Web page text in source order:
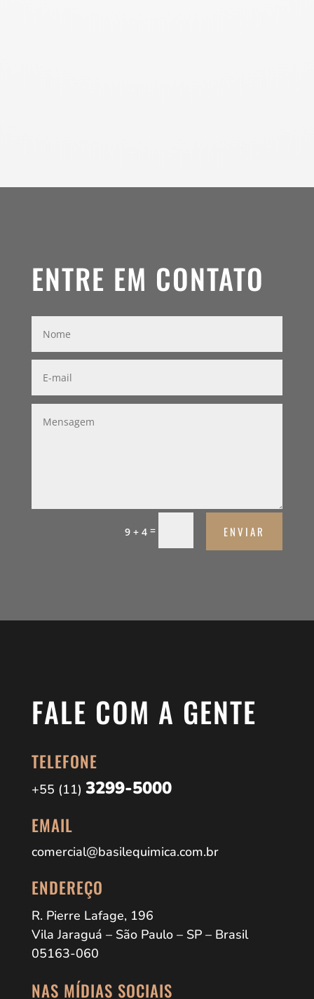
ENTRE EM CONTATO
9 + 4 = ENVIAR
FALE COM A GENTE
TELEFONE
+55 (11) 3299-5000
EMAIL
comercial@basilequimica.com.br
ENDEREÇO
R. Pierre Lafage, 196
Vila Jaraguá – São Paulo – SP – Brasil
05163-060
NAS MÍDIAS SOCIAIS